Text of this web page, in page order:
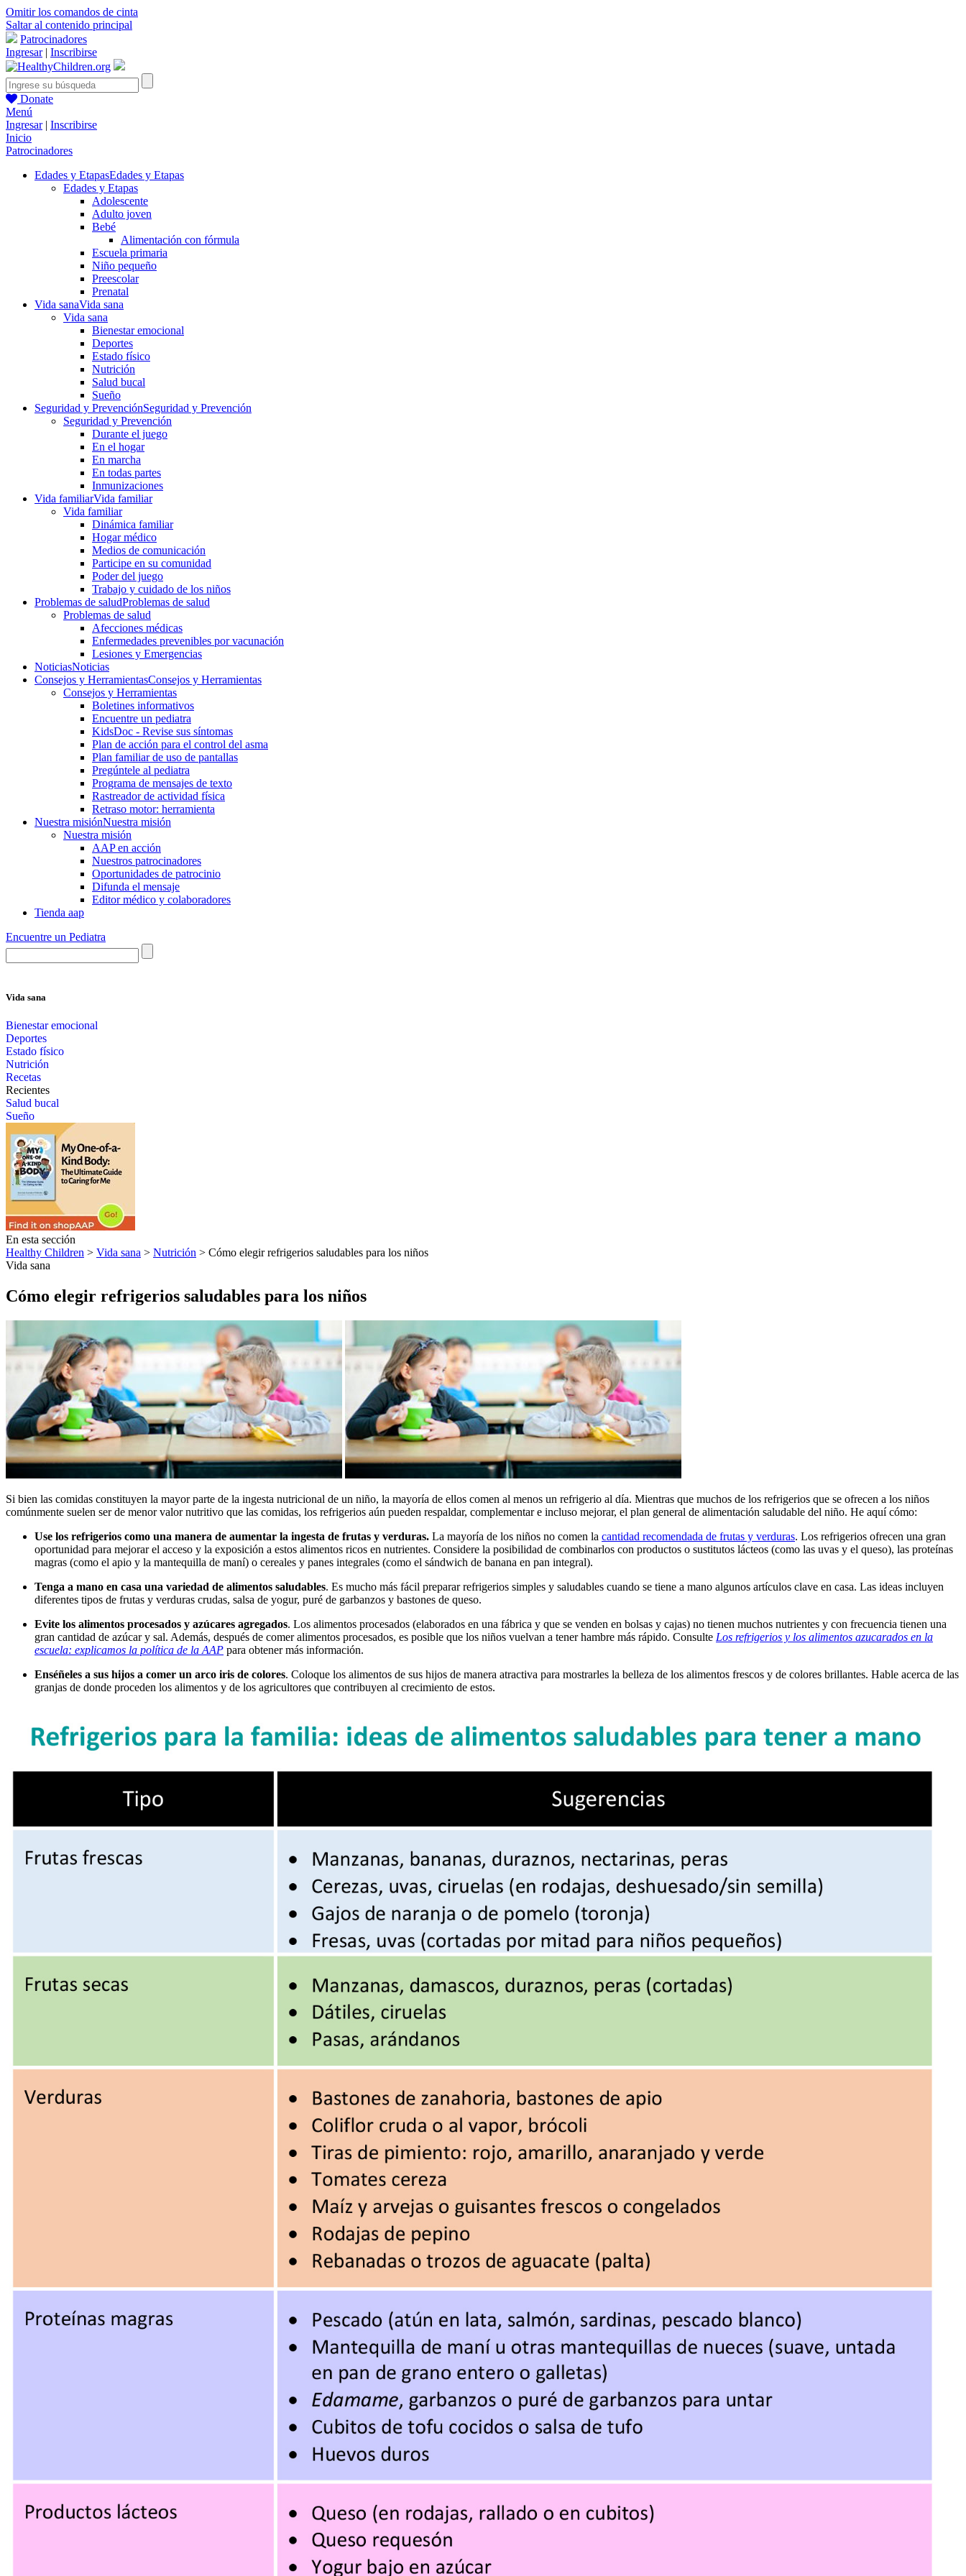
Omitir los comandos de cinta
Saltar al contenido principal
Patrocinadores
Ingresar| Inscribirse
Donate
Menú
Ingresar| Inscribirse
Inicio
Patrocinadores
Edades y EtapasEdades y Etapas
Edades y Etapas
Adolescente
Adulto joven
Bebé
Alimentación con fórmula
Escuela primaria
Niño pequeño
Preescolar
Prenatal
Vida sanaVida sana
Vida sana
Bienestar emocional
Deportes
Estado físico
Nutrición
Salud bucal
Sueño
Seguridad y PrevenciónSeguridad y Prevención
Seguridad y Prevención
Durante el juego
En el hogar
En marcha
En todas partes
Inmunizaciones
Vida familiarVida familiar
Vida familiar
Dinámica familiar
Hogar médico
Medios de comunicación
Participe en su comunidad
Poder del juego
Trabajo y cuidado de los niños
Problemas de saludProblemas de salud
Problemas de salud
Afecciones médicas
Enfermedades prevenibles por vacunación
Lesiones y Emergencias
NoticiasNoticias
Consejos y HerramientasConsejos y Herramientas
Consejos y Herramientas
Boletines informativos
Encuentre un pediatra
KidsDoc - Revise sus síntomas
Plan de acción para el control del asma
Plan familiar de uso de pantallas
Pregúntele al pediatra
Programa de mensajes de texto
Rastre​​ador de activida​d física
Retraso motor: herramienta
Nuestra misiónNuestra misión
Nuestra misión
AAP en acción
Nuestros patrocinadores
Oportunidades de patrocinio
Difunda el mensaje
Editor médico y colaboradores
Tienda aap
Encuentre un Pediatra
Vida sana
Bienestar emocional
Deportes
Estado físico
Nutrición
Recetas
Recientes
Salud bucal
Sueño
En esta sección
Healthy Children > Vida sana > Nutrición > Cómo elegir refrigerios saludables para los niños
Vida sana
Cómo elegir refrigerios saludables para los niños
Si bien las comidas constituyen la mayor parte de la ingesta nutricional de un niño, la mayoría de ellos comen al menos un refrigerio al día. Mientras que muchos de los refrigerios que se ofrecen a los niños
comúnmente suelen ser de menor valor nutritivo que las comidas, los refrigerios aún pueden respaldar, complementar e incluso mejorar, el plan general de alimentación saludable del niño. He aquí cómo:
Use los refrigerios como una manera de aumentar la ingesta de frutas y verduras. La mayoría de los niños no comen la cantidad recomendada de frutas y verduras. Los refrigerios ofrecen una gran
oportunidad para mejorar el acceso y la exposición a estos alimentos ricos en nutrientes. Considere la posibilidad de combinarlos con productos o sustitutos lácteos (como las uvas y el queso), las proteínas
magras (como el apio y la mantequilla de maní) o cereales y panes integrales (como el sándwich de banana en pan integral).
Tenga a mano en casa una variedad de alimentos saludables. Es mucho más fácil preparar refrigerios simples y saludables cuando se tiene a mano algunos artículos clave en casa. Las ideas incluyen
diferentes tipos de frutas y verduras crudas, salsa de yogur, puré de garbanzos y bastones de queso.
Evite los alimentos procesados y azúcares agregados. Los alimentos procesados (elaborados en una fábrica y que se venden en bolsas y cajas) no tienen muchos nutrientes y con frecuencia tienen una
gran cantidad de azúcar y sal. Además, después de comer alimentos procesados, es posible que los niños vuelvan a tener hambre más rápido. Consulte Los refrigerios y los alimentos azucarados en la
escuela: explicamos la política de la AAP para obtener más información.
Enséñeles a sus hijos a comer un arco iris de colores. Coloque los alimentos de sus hijos de manera atractiva para mostrarles la belleza de los alimentos frescos y de colores brillantes. Hable acerca de las
granjas de donde proceden los alimentos y de los agricultores que contribuyen al crecimiento de estos.